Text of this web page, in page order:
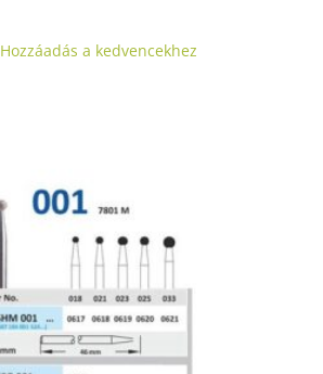
Hozzáadás a kedvencekhez